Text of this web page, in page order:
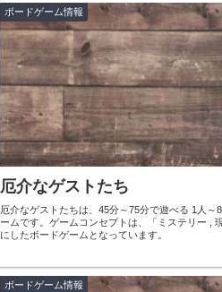
ボードゲーム情報
厄介なゲストたち
厄介なゲストたちは、45分～75分で遊べる 1人～
ームです。ゲームコンセプトは、「ミステリー ,
にしたボードゲームとなっています。
ボードゲーム情報